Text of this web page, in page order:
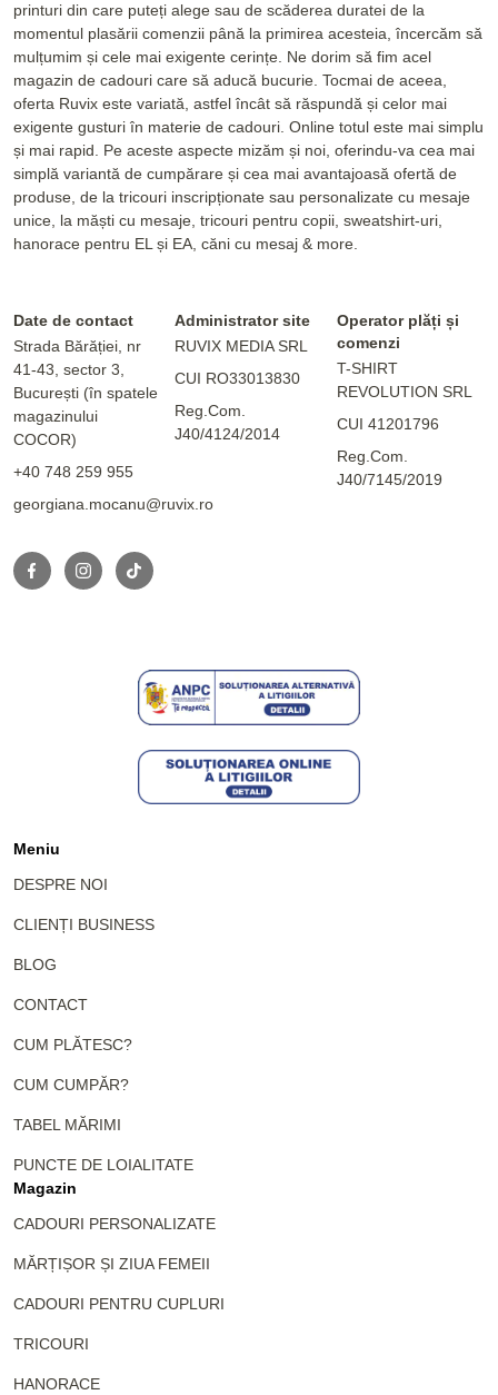
printuri din care puteți alege sau de scăderea duratei de la
momentul plasării comenzii până la primirea acesteia, încercăm să
mulțumim și cele mai exigente cerințe. Ne dorim să fim acel
magazin de cadouri care să aducă bucurie. Tocmai de aceea,
oferta Ruvix este variată, astfel încât să răspundă și celor mai
exigente gusturi în materie de cadouri. Online totul este mai simplu
și mai rapid. Pe aceste aspecte mizăm și noi, oferindu-va cea mai
simplă variantă de cumpărare și cea mai avantajoasă ofertă de
produse, de la tricouri inscripționate sau personalizate cu mesaje
unice, la măști cu mesaje, tricouri pentru copii, sweatshirt-uri,
hanorace pentru EL și EA, căni cu mesaj & more.
Date de contact
Strada Bărăției, nr
41-43, sector 3,
București (în spatele
magazinului
COCOR)
+40 748 259 955
georgiana.mocanu@ruvix.ro
Administrator site
RUVIX MEDIA SRL
CUI RO33013830
Reg.Com.
J40/4124/2014
Operator plăți și
comenzi
T-SHIRT
REVOLUTION SRL
CUI 41201796
Reg.Com.
J40/7145/2019
Meniu
DESPRE NOI
CLIENȚI BUSINESS
BLOG
CONTACT
CUM PLĂTESC?
CUM CUMPĂR?
TABEL MĂRIMI
PUNCTE DE LOIALITATE
Magazin
CADOURI PERSONALIZATE
MĂRȚIȘOR ȘI ZIUA FEMEII
CADOURI PENTRU CUPLURI
TRICOURI
HANORACE